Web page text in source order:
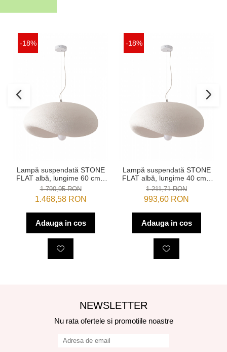
-18%
Lampă suspendată STONE
FLAT albă, lungime 60 cm -
Step into Design
1.790,95 RON
1.468,58 RON
Adauga in cos
-18%
Lampă suspendată STONE
FLAT albă, lungime 40 cm -
Step into Design
1.211,71 RON
993,60 RON
Adauga in cos
NEWSLETTER
Nu rata ofertele si promotiile noastre